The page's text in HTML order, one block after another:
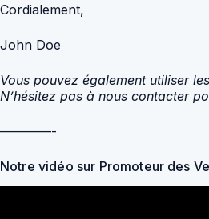
Cordialement,
John Doe
Vous pouvez également utiliser
N’hésitez pas à nous contacter
————-
Notre vidéo sur Promoteur des